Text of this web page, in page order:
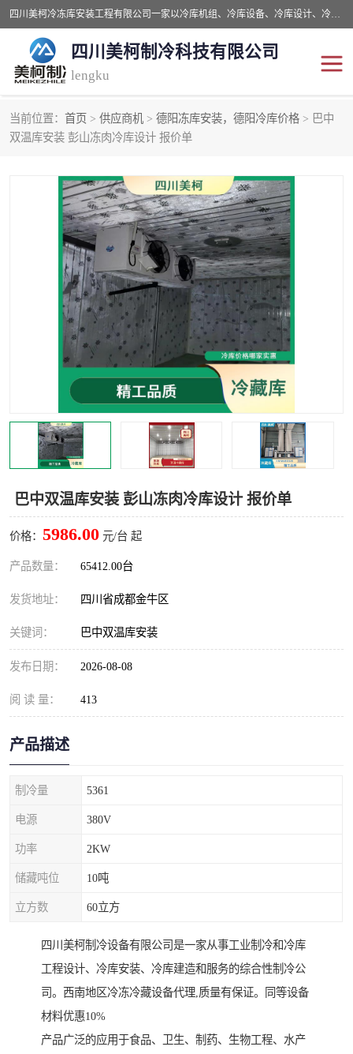
四川美柯冷冻库安装工程有限公司一家以冷库机组、冷库设备、冷库设计、冷冻库设备销售、冷库安装、冻库安装价格及技术服务为一体的综合企业，咨询热线：同等设备材料优惠10% 。公司各种类型安装组合式冷库、冷冻库、冷藏库、气调保鲜库、并提供成套设备供应、安装与调试、维护与维修、技术咨询、操作维修人员技术培训等
四川美柯制冷科技有限公司
lengku
当前位置： 首页 > 供应商机 > 德阳冻库安装，德阳冷库价格 > 巴中
双温库安装 彭山冻肉冷库设计 报价单
巴中双温库安装 彭山冻肉冷库设计 报价单
价格： 5986.00 元/台 起
产品数量： 65412.00台
发货地址： 四川省成都金牛区
关键词： 巴中双温库安装
发布日期： 2026-08-08
阅 读 量： 413
产品描述
制冷量 5361
电源 380V
功率 2KW
储藏吨位 10吨
立方数 60立方
四川美柯制冷设备有限公司是一家从事工业制冷和冷库
工程设计、冷库安装、冷库建造和服务的综合性制冷公
司。西南地区冷冻冷藏设备代理,质量有保证。同等设备
材料优惠10%
产品广泛的应用于食品、卫生、制药、生物工程、水产
冷库安装，冷库价格
成都冻库，成都冻库价格 绵阳冻库,绵阳保鲜冷库
德阳冻库安装，德阳冷库 广元冻库安装,广元冻库造
价
南充冻库设计,南充冻库安 遂宁冻库
资阳冻库，资阳冻库安装 泸州冻库，泸州冷库
乐山冻库,乐山保鲜冷库 自贡冻库组装
雅安冷库,雅安冻库 攀枝花冻库
冻库安装，小型冻库造价
内江冷库，内江冻库 宜宾冷库，宜宾冻库设备